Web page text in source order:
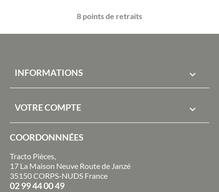
8 points de retraits
INFORMATIONS 
VOTRE COMPTE 
COORDONNNÉES
Tracto Pièces,
17 La Maison Neuve Route de Janzé
35150 CORPS-NUDS France
02 99 44 00 49